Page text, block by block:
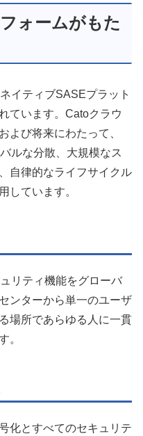
ォームがもた
イティブSASEプラット
ています。Catoクラウ
よび将来にわたって、
ルな分散、大規模なス
自律的なライフサイクル
しています。
リティ機能をグローバ
ンターから単一のユーザ
場所であらゆる人に一貫
。
化とすべてのセキュリテ